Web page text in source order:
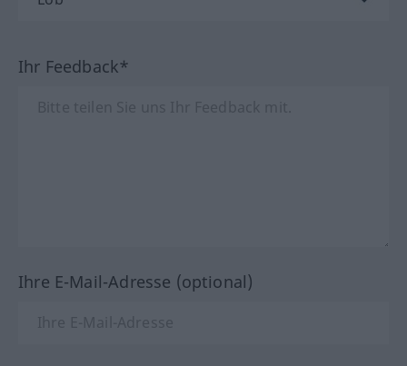
Ihr Feedback*
Ihre E-Mail-Adresse (optional)